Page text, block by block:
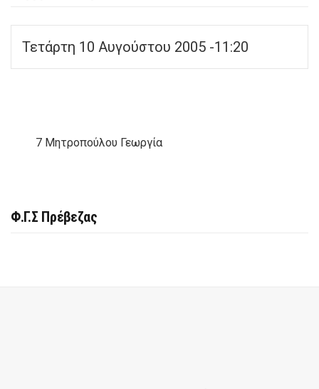
Τετάρτη 10 Αυγούστου 2005 -11:20
7 Μητροπούλου Γεωργία
Φ.Γ.Σ Πρέβεζας